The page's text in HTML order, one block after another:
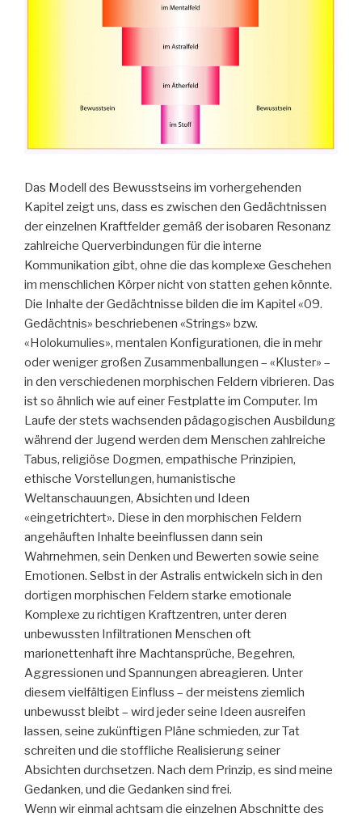
Das Modell des Bewusstseins im vorhergehenden
Kapitel zeigt uns, dass es zwischen den Gedächtnissen
der einzelnen Kraftfelder gemäß der isobaren Resonanz
zahlreiche Querverbindungen für die interne
Kommunikation gibt, ohne die das komplexe Geschehen
im menschlichen Körper nicht von statten gehen könnte.
Die Inhalte der Gedächtnisse bilden die im Kapitel «09.
Gedächtnis» beschriebenen «Strings» bzw.
«Holokumulies», mentalen Konfigurationen, die in mehr
oder weniger großen Zusammenballungen – «Kluster» –
in den verschiedenen morphischen Feldern vibrieren. Das
ist so ähnlich wie auf einer Festplatte im Computer. Im
Laufe der stets wachsenden pädagogischen Ausbildung
während der Jugend werden dem Menschen zahlreiche
Tabus, religiöse Dogmen, empathische Prinzipien,
ethische Vorstellungen, humanistische
Weltanschauungen, Absichten und Ideen
«eingetrichtert». Diese in den morphischen Feldern
angehäuften Inhalte beeinflussen dann sein
Wahrnehmen, sein Denken und Bewerten sowie seine
Emotionen. Selbst in der Astralis entwickeln sich in den
dortigen morphischen Feldern starke emotionale
Komplexe zu richtigen Kraftzentren, unter deren
unbewussten Infiltrationen Menschen oft
marionettenhaft ihre Machtansprüche, Begehren,
Aggressionen und Spannungen abreagieren. Unter
diesem vielfältigen Einfluss – der meistens ziemlich
unbewusst bleibt – wird jeder seine Ideen ausreifen
lassen, seine zukünftigen Pläne schmieden, zur Tat
schreiten und die stoffliche Realisierung seiner
Absichten durchsetzen. Nach dem Prinzip, es sind meine
Gedanken, und die Gedanken sind frei.
Wenn wir einmal achtsam die einzelnen Abschnitte des